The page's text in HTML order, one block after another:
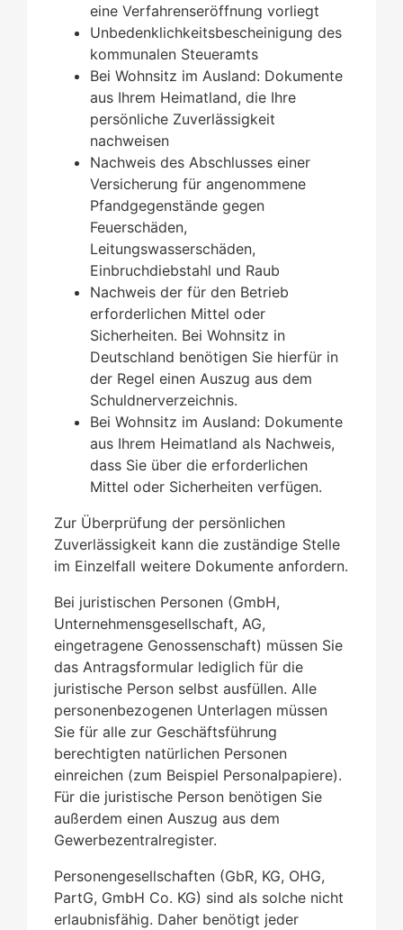
eine Verfahrenseröffnung vorliegt
Unbedenklichkeitsbescheinigung des
kommunalen Steueramts
Bei Wohnsitz im Ausland: Dokumente
aus Ihrem Heimatland, die Ihre
persönliche Zuverlässigkeit
nachweisen
Nachweis des Abschlusses einer
Versicherung für angenommene
Pfandgegenstände gegen
Feuerschäden,
Leitungswasserschäden,
Einbruchdiebstahl und Raub
Nachweis der für den Betrieb
erforderlichen Mittel oder
Sicherheiten. Bei Wohnsitz in
Deutschland benötigen Sie hierfür in
der Regel einen Auszug aus dem
Schuldnerverzeichnis.
Bei Wohnsitz im Ausland: Dokumente
aus Ihrem Heimatland als Nachweis,
dass Sie über die erforderlichen
Mittel oder Sicherheiten verfügen.
Zur Überprüfung der persönlichen
Zuverlässigkeit kann die zuständige Stelle
im Einzelfall weitere Dokumente anfordern.
Bei juristischen Personen (GmbH,
Unternehmensgesellschaft, AG,
eingetragene Genossenschaft) müssen Sie
das Antragsformular lediglich für die
juristische Person selbst ausfüllen. Alle
personenbezogenen Unterlagen müssen
Sie für alle zur Geschäftsführung
berechtigten natürlichen Personen
einreichen (zum Beispiel Personalpapiere).
Für die juristische Person benötigen Sie
außerdem einen Auszug aus dem
Gewerbezentralregister.
Personengesellschaften (GbR, KG, OHG,
PartG, GmbH Co. KG) sind als solche nicht
erlaubnisfähig. Daher benötigt jeder